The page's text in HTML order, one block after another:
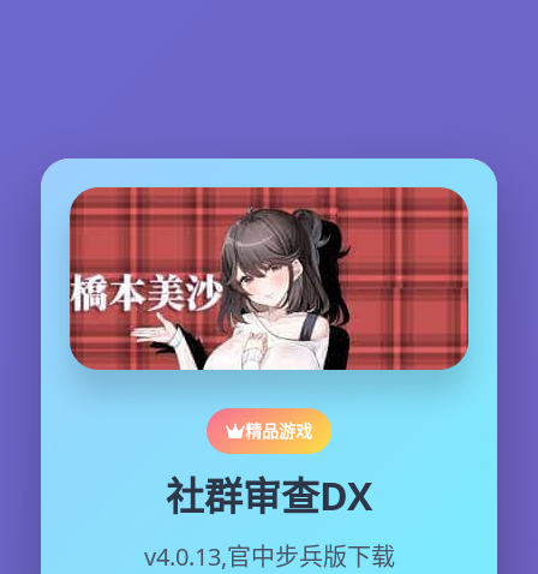
精品游戏
社群审查DX
v4.0.13,官中步兵版下载